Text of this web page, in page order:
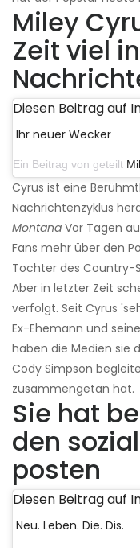
Miley
Zeit viel
Diesen Beitrag auf
Ihr neuer Wecker
Ein Beitrag von geteilt
Cyrus ist eine
Nachrichtenzyklus
Montana Vor Tagen
Fans mehr über den
Tochter des Country-
Aber in letzter Zeit
verfolgt. Seit Cyrus
Ex-Ehemann und
haben die Medien sie
Cody Simpson
zusammengetan hat.
Sie hat
den
posten
Diesen Beitrag auf
Neu. Leben. Die. Dis.